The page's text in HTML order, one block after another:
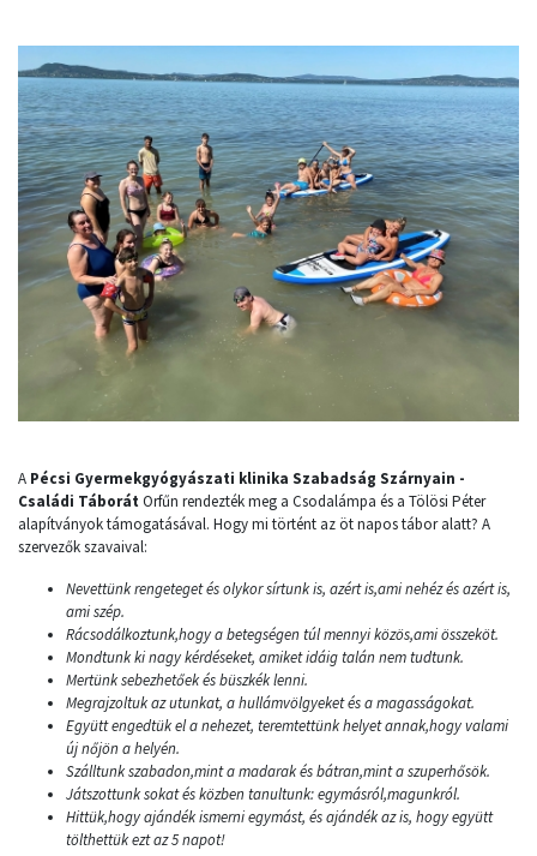
A Pécsi Gyermekgyógyászati klinika Szabadság Szárnyain -
Családi Táborát Orfűn rendezték meg a Csodalámpa és a Tölösi Péter
alapítványok támogatásával. Hogy mi történt az öt napos tábor alatt? A
szervezők szavaival:
Nevettünk rengeteget és olykor sírtunk is, azért is,ami nehéz és azért is,
ami szép.
Rácsodálkoztunk,hogy a betegségen túl mennyi közös,ami összeköt.
Mondtunk ki nagy kérdéseket, amiket idáig talán nem tudtunk.
Mertünk sebezhetőek és büszkék lenni.
Megrajzoltuk az utunkat, a hullámvölgyeket és a magasságokat.
Együtt engedtük el a nehezet, teremtettünk helyet annak,hogy valami
új nőjön a helyén.
Szálltunk szabadon,mint a madarak és bátran,mint a szuperhősök.
Játszottunk sokat és közben tanultunk: egymásról,magunkról.
Hittük,hogy ajándék ismerni egymást, és ajándék az is, hogy együtt
tölthettük ezt az 5 napot!